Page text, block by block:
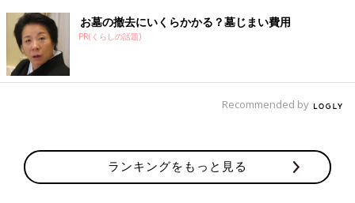
お墓の撤去にいくらかかる？墓じまい費用
PR(くらしの話題)
Recommended by
ランキングをもっと見る